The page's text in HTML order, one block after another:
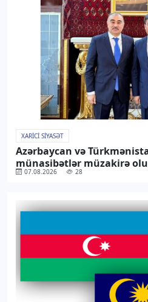
XARICI SIYASƏT
Azərbaycan və
münasibətlər müzakirə
07.08.2026 28